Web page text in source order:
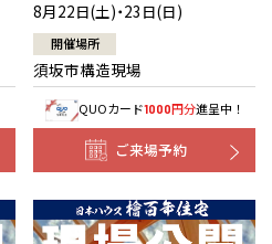
8月22日(土)・23日(日)
開催場所
須坂市構造現場
QUOカード1000円分進呈中！
ご来場予約